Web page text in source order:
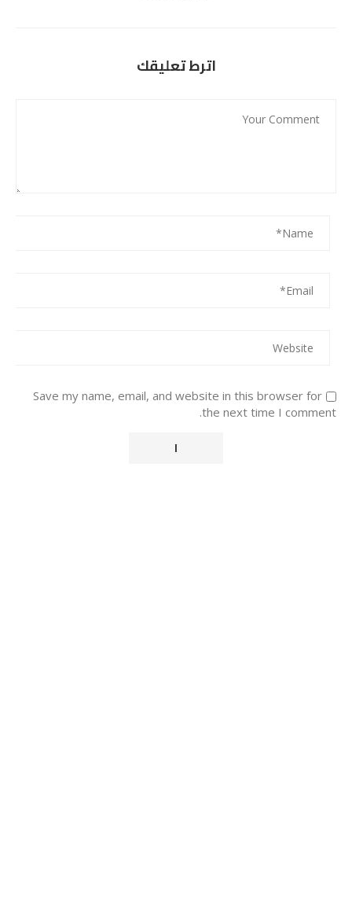
اترط تعليقك
Save my name, email, and website in this browser for
the next time I comment.